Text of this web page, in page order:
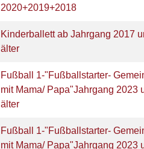
2020+2019+2018
Kinderballett ab Jahrgang 2017
älter
Fußball 1-"Fußballstarter-
mit Mama/ Papa"Jahrgang 2023
älter
Fußball 1-"Fußballstarter-
mit Mama/ Papa"Jahrgang 2023